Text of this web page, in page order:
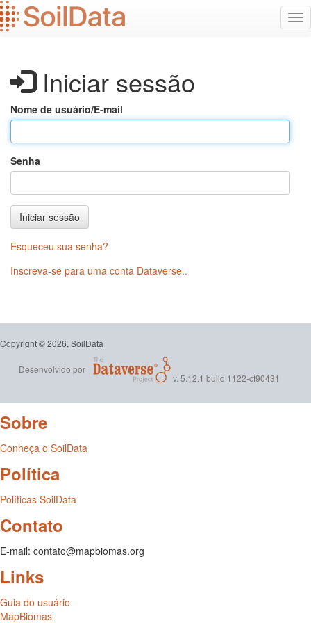
Ir
para
o
Iniciar sessão
Nome de usuário/E-mail
Senha
Iniciar sessão
Esqueceu sua senha?
Inscreva-se para uma conta Dataverse..
Copyright © 2026, SoilData
Desenvolvido por
v. 5.12.1 build 1122-cf90431
Sobre
Conheça o SoilData
Política
Políticas SoilData
Contato
E-mail: contato@mapbiomas.org
Links
Guia do usuário
MapBiomas